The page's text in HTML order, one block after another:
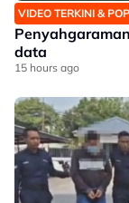
VIDEO TERKINI &
data
15 hours ago